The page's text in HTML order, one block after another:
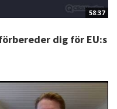
58:37
dig för EU:s